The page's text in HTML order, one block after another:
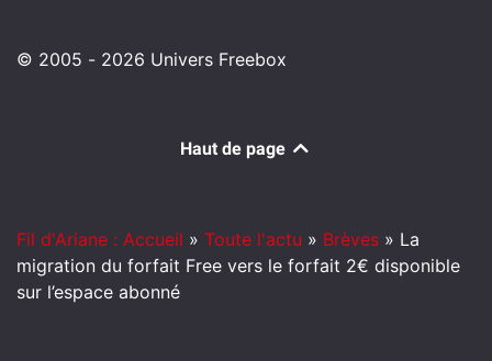
© 2005 - 2026 Univers Freebox
Haut de page
Fil d'Ariane : Accueil » Toute l'actu » Brèves » La
migration du forfait Free vers le forfait 2€ disponible
sur l’espace abonné